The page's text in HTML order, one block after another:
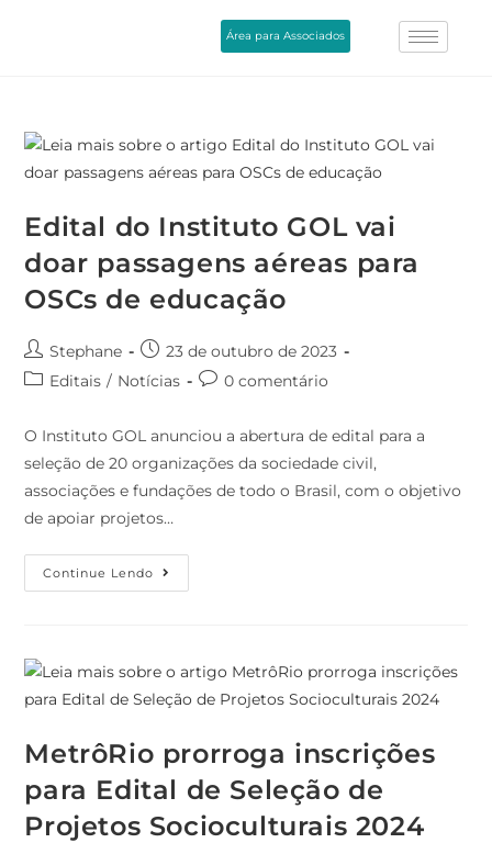
Área para Associados
Edital do Instituto GOL vai
doar passagens aéreas para
OSCs de educação
Stephane
23 de outubro de 2023
Editais / Notícias 0 comentário
O Instituto GOL anunciou a abertura de edital para a
seleção de 20 organizações da sociedade civil,
associações e fundações de todo o Brasil, com o objetivo
de apoiar projetos…
Continue Lendo
MetrôRio prorroga inscrições
para Edital de Seleção de
Projetos Socioculturais 2024